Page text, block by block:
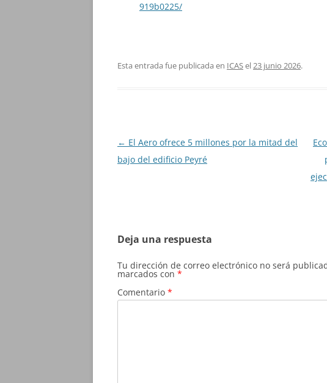
919b0225/
Esta entrada fue publicada en ICASel23 junio 2026.
Navegación
de
← El Aero ofrece 5 millones por la mitad del
bajo del edificio Peyré
Deja una respuesta
Tu dirección de correo electrónico no será
marcados con *
Comentario *